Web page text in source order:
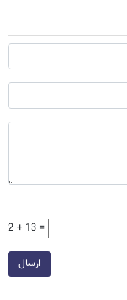
2 + 13 =
ارسال